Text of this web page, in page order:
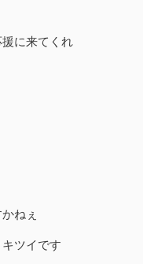
に来てくれ
ねぇ
ツイです